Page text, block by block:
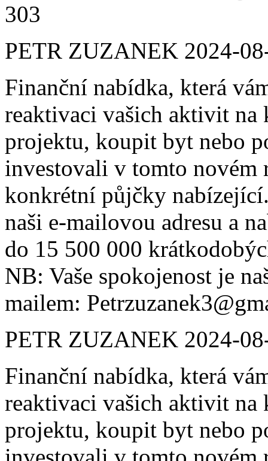
303
PETR ZUZANEK 2024-
Finanční nabídka, která
reaktivaci vašich aktivit
projektu, koupit byt nebo
investovali v tomto novém
konkrétní půjčky
naši e-mailovou adresu a
do 15 500 000
NB: Vaše spokojenost je
mailem:
PETR ZUZANEK 2024-
Finanční nabídka, která
reaktivaci vašich aktivit
projektu, koupit byt nebo